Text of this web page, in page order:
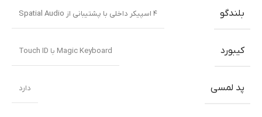
بلندگو ۴ اسپیکر داخلی با پشتیبانی از Spatial Audio
کیبورد Magic Keyboard با Touch ID
پد لمسی دارد